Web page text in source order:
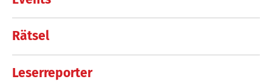
Rätsel
Leserreporter